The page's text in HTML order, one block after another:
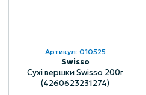
Артикул: 010525
Swisso
Сухі вершки Swisso 200г
(4260623231274)